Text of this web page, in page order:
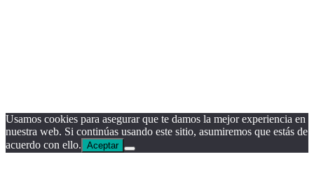
Usamos cookies para asegurar que te damos la mejor experiencia en
nuestra web. Si continúas usando este sitio, asumiremos que estás de
acuerdo con ello. Aceptar